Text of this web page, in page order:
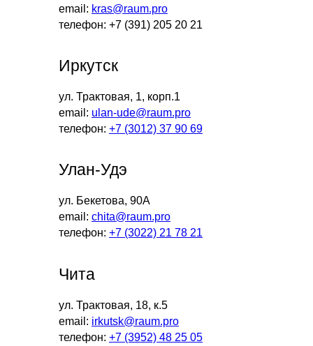
email: kras@raum.pro
телефон: +7 (391) 205 20 21
ул. Трактовая, 1, корп.1
email: ulan-ude@raum.pro
телефон: +7 (3012) 37 90 69
Иркутск
Улан-Удэ
ул. Бекетова, 90А
email: chita@raum.pro
телефон: +7 (3022) 21 78 21
ул. Трактовая, 18, к.5
email: irkutsk@raum.pro
телефон: +7 (3952) 48 25 05
Чита